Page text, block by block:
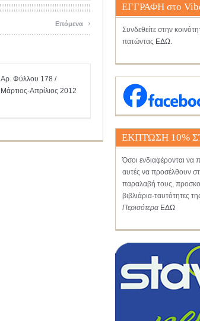
Επόμενα ›
Αρ. Φύλλου 178 /
Μάρτιος-Απρίλιος 2012
ΕΓΓΡΑΦΗ στο
Συνδεθείτε στην
πατώντας ΕΔΩ.
ΕΚΠΤΩΣΗ 10%
Όσοι ενδιαφέρονται να
αυτές να προσέλθουν
παραλαβή τους,
βιβλιάρια-ταυτότητες
Περισότερα ΕΔΩ